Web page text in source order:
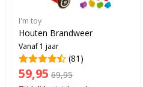
I'm toy
Houten Brandweer
Vanaf 1 jaar
(81)
59,95 69,95